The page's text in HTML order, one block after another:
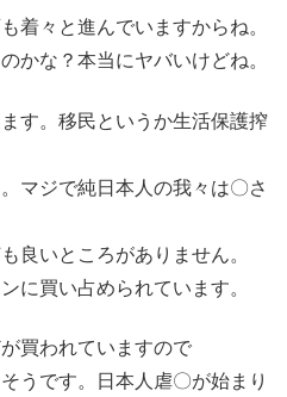
着々と進んでいますからね。
かな？本当にヤバいけどね。
す。移民というか生活保護搾
マジで純日本人の我々は〇さ
良いところがありません。
に買い占められています。
買われていますので
うです。日本人虐〇が始まり